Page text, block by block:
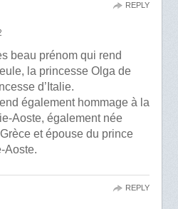
beau prénom qui rend
la princesse Olga de
d’Italie.
également hommage à la
Aoste, également née
et épouse du prince
Aoste.
REPLY
REPLY